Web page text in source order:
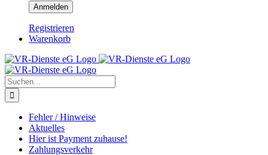
Registrieren
Warenkorb
Suche
nach:
Fehler / Hinweise
Aktuelles
Hier ist Payment zuhause!
Zahlungsverkehr